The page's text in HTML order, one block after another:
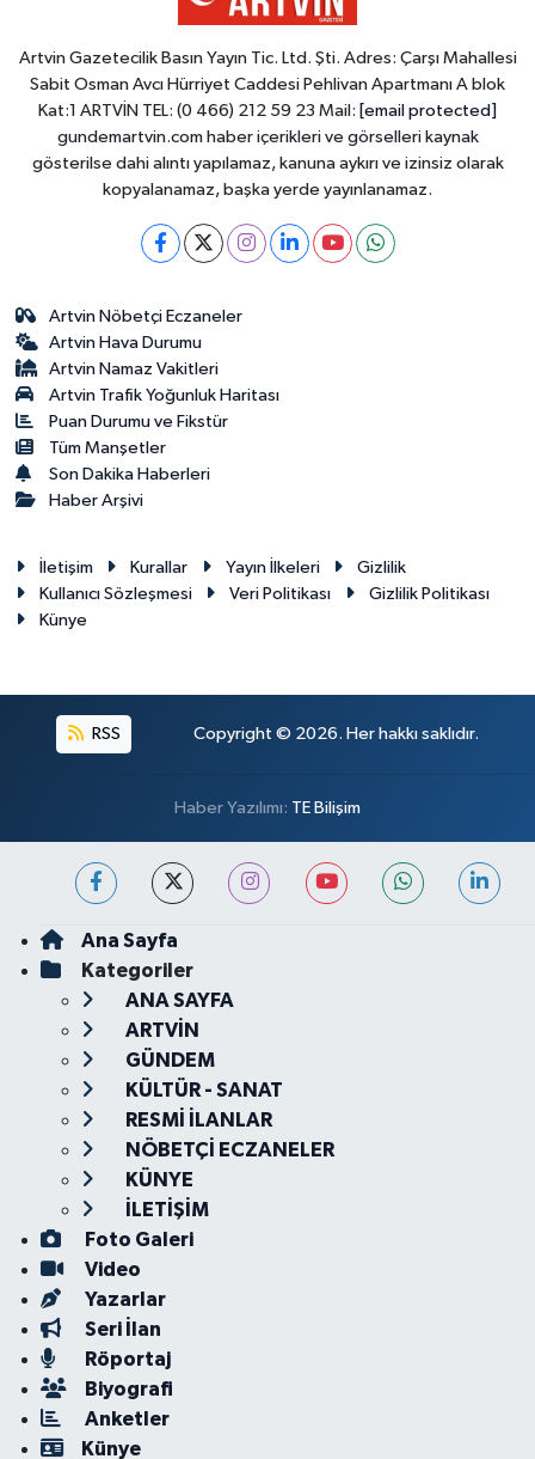
Artvin Gazetecilik Basın Yayın Tic. Ltd. Şti. Adres: Çarşı Mahallesi
Sabit Osman Avcı Hürriyet Caddesi Pehlivan Apartmanı A blok
Kat:1 ARTVİN TEL: (0 466) 212 59 23 Mail: [email protected]
gundemartvin.com haber içerikleri ve görselleri kaynak
gösterilse dahi alıntı yapılamaz, kanuna aykırı ve izinsiz olarak
kopyalanamaz, başka yerde yayınlanamaz.
Artvin Nöbetçi Eczaneler
Artvin Hava Durumu
Artvin Namaz Vakitleri
Artvin Trafik Yoğunluk Haritası
Puan Durumu ve Fikstür
Tüm Manşetler
Son Dakika Haberleri
Haber Arşivi
İletişim Kurallar Yayın İlkeleri
Gizlilik
Kullanıcı Sözleşmesi
Veri Politikası
Gizlilik Politikası
Künye
RSS Copyright © 2026. Her hakkı saklıdır.
Haber Yazılımı: TE Bilişim
Ana Sayfa
Kategoriler
ANA SAYFA
ARTVİN
GÜNDEM
KÜLTÜR - SANAT
RESMİ İLANLAR
NÖBETÇİ ECZANELER
KÜNYE
İLETİŞİM
Foto Galeri
Video
Yazarlar
Seri İlan
Röportaj
Biyografi
Anketler
Künye